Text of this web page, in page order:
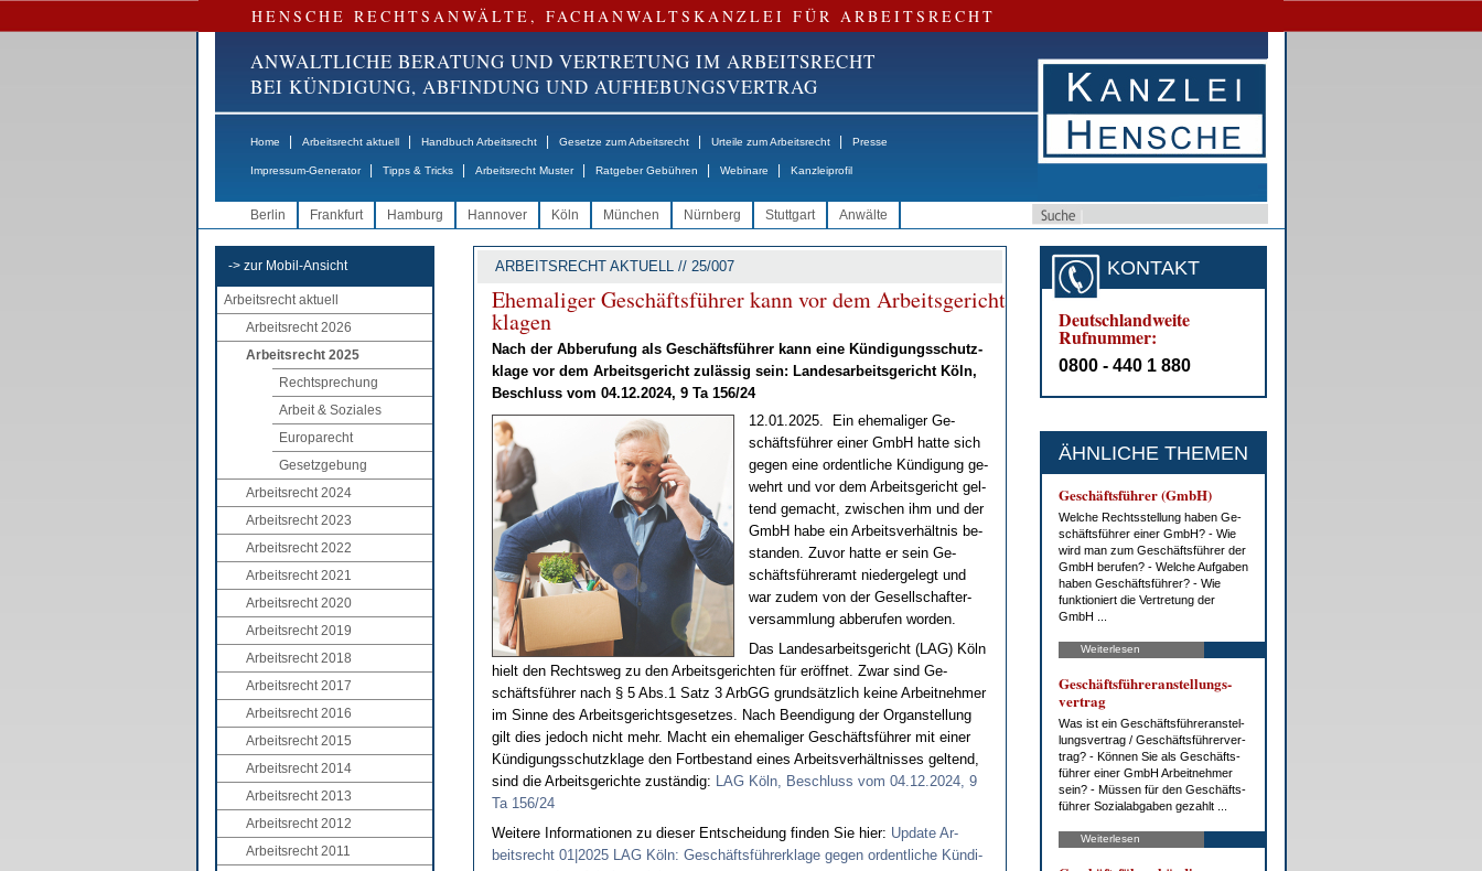
HENSCHE RECHTSANWÄLTE, FACHANWALTSKANZLEI FÜR ARBEITSRECHT
ANWALTLICHE BERATUNG UND VERTRETUNG IM ARBEITSRECHT
BEI KÜNDIGUNG, ABFINDUNG UND AUFHEBUNGSVERTRAG
Home Arbeitsrecht aktuell Handbuch Arbeitsrecht Gesetze zum Arbeitsrecht Urteile zum Arbeitsrecht Presse
Impressum-Generator Tipps & Tricks Arbeitsrecht Muster Ratgeber Gebühren Webinare Kanzleiprofil
Berlin Frankfurt Hamburg Hannover Köln München Nürnberg Stuttgart Anwälte
-> zur Mobil-Ansicht
Arbeitsrecht aktuell
Arbeitsrecht 2026
Arbeitsrecht 2025
Rechtsprechung
Arbeit & Soziales
Europarecht
Gesetzgebung
Arbeitsrecht 2024
Arbeitsrecht 2023
Arbeitsrecht 2022
Arbeitsrecht 2021
Arbeitsrecht 2020
Arbeitsrecht 2019
Arbeitsrecht 2018
Arbeitsrecht 2017
Arbeitsrecht 2016
Arbeitsrecht 2015
Arbeitsrecht 2014
Arbeitsrecht 2013
Arbeitsrecht 2012
Arbeitsrecht 2011
ARBEITSRECHT AKTUELL // 25/007
Ehe­ma­li­ger Ge­schäfts­füh­rer kann vor dem Ar­beits­ge­richt
kla­gen
Nach der Ab­be­ru­fung als Ge­schäfts­füh­rer kann ei­ne Kün­di­gungs­schutz­
kla­ge vor dem Ar­beits­ge­richt zu­läs­sig sein: Lan­des­ar­beits­ge­richt Köln,
Be­schluss vom 04.12.2024, 9 Ta 156/24
12.01.2025. Ein ehe­ma­li­ger Ge­
schäfts­füh­rer ei­ner GmbH hat­te sich
ge­gen ei­ne or­dent­li­che Kün­di­gung ge­
wehrt und vor dem Ar­beits­ge­richt gel­
tend ge­macht, zwi­schen ihm und der
GmbH ha­be ein Ar­beits­ver­hält­nis be­
stan­den. Zu­vor hat­te er sein Ge­
schäfts­füh­rer­amt nie­der­ge­legt und
war zu­dem von der Ge­sell­schaf­ter­
ver­samm­lung ab­be­ru­fen wor­den.
Das Lan­des­ar­beits­ge­richt (LAG) Köln
hielt den Rechts­weg zu den Ar­beits­ge­rich­ten für er­öff­net. Zwar sind Ge­
schäfts­füh­rer nach § 5 Abs.1 Satz 3 ArbGG grund­sätz­lich kei­ne Ar­beit­neh­mer
im Sin­ne des Ar­beits­ge­richts­ge­set­zes. Nach Be­en­di­gung der Or­gan­stel­lung
gilt dies je­doch nicht mehr. Macht ein ehe­ma­li­ger Ge­schäfts­füh­rer mit ei­ner
Kün­di­gungs­schutz­kla­ge den Fort­be­stand ei­nes Ar­beits­ver­hält­nis­ses gel­tend,
sind die Ar­beits­ge­rich­te zu­stän­dig: LAG Köln, Be­schluss vom 04.12.2024, 9
Ta 156/24
Wei­te­re In­for­ma­tio­nen zu die­ser Ent­schei­dung fin­den Sie hier: Up­date Ar­
beits­recht 01|2025 LAG Köln: Ge­schäfts­füh­rer­kla­ge ge­gen or­dent­li­che Kün­di­
KONTAKT
Deutschlandweite
Rufnummer:
0800 - 440 1 880
ÄHNLICHE THEMEN
Ge­schäfts­füh­rer (GmbH)
Wel­che Rechts­stel­lung ha­ben Ge­
schäfts­füh­rer ei­ner GmbH? - Wie
wird man zum Ge­schäfts­füh­rer der
GmbH be­ru­fen? - Wel­che Auf­ga­ben
ha­ben Ge­schäfts­füh­rer? - Wie
funk­tio­niert die Ver­tre­tung der
GmbH ...
Weiterlesen
Ge­schäfts­füh­rer­an­stel­lungs­
ver­trag
Was ist ein Ge­schäfts­füh­rer­an­stel­
lungs­ver­trag / Ge­schäfts­füh­rer­ver­
trag? - Kön­nen Sie als Ge­schäfts­
füh­rer ei­ner GmbH Ar­beit­neh­mer
sein? - Müs­sen für den Ge­schäfts­
füh­rer So­zi­al­ab­ga­ben ge­zahlt ...
Weiterlesen